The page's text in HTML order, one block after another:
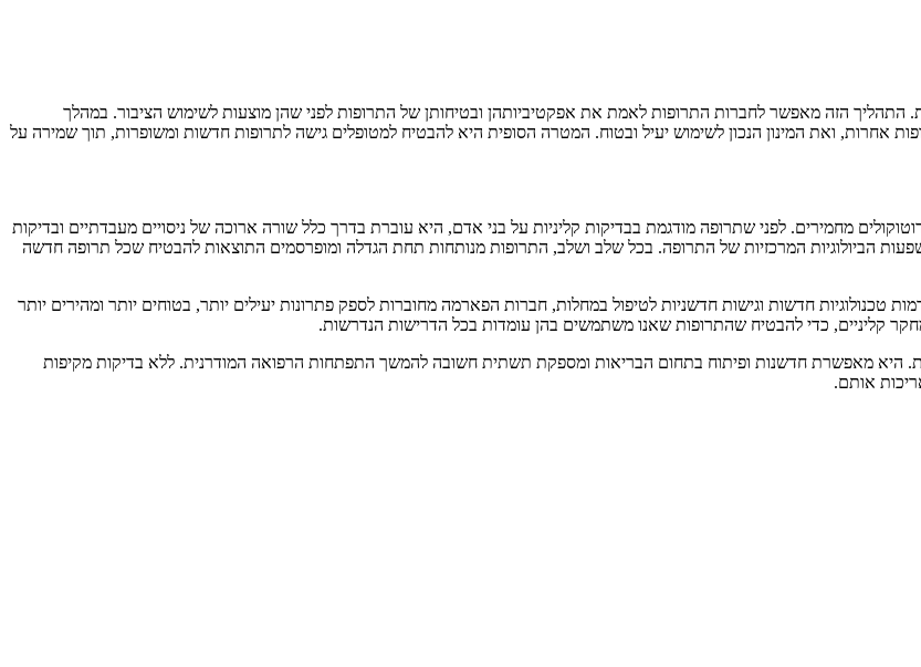
התהליך הזה מאפשר לחברות התרופות לאמת את אפקטיביותהן ובטיחותן של התרופות לפני שהן מוצעות לשימוש הציבור. במהלך
ואת המינון הנכון לשימוש יעיל ובטוח. המטרה הסופית היא להבטיח למטופלים גישה לתרופות חדשות ומשופרות, תוך שמירה על
מחמירים. לפני שתרופה מודגמת בבדיקות קליניות על בני אדם, היא עוברת בדרך כלל שורה ארוכה של ניסויים מעבדתיים ובדיקות
הביולוגיות המרכזיות של התרופה. בכל שלב ושלב, התרופות מנותחות תחת הגדלה ומופרסמים התוצאות להבטיח שכל תרופה חדשה
טכנולוגיות חדשות וגישות חדשניות לטיפול במחלות, חברות הפארמה מחוברות לספק פתרונות יעילים יותר, בטוחים יותר ומהירים יותר
קליניים, כדי להבטיח שהתרופות שאנו משתמשים בהן עומדות בכל הדרישות הנדרשות.
היא מאפשרת חדשנות ופיתוח בתחום הבריאות ומספקת תשתית חשובה להמשך התפתחות הרפואה המודרנית. ללא בדיקות מקיפות
אותם.